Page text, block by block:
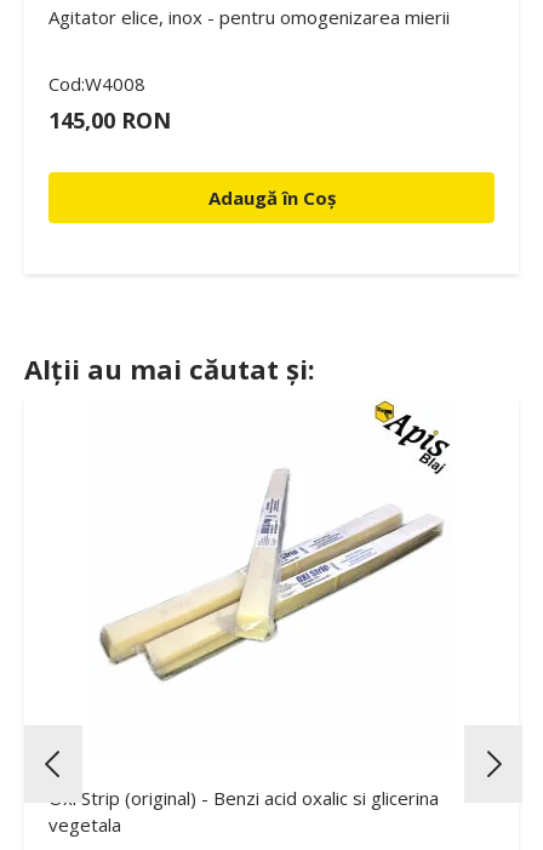
Agitator elice, inox - pentru omogenizarea mierii
Cod:W4008
145,00 RON
Adaugă în Coș
Alții au mai căutat și:
Oxi Strip (original) - Benzi acid oxalic si glicerina
vegetala